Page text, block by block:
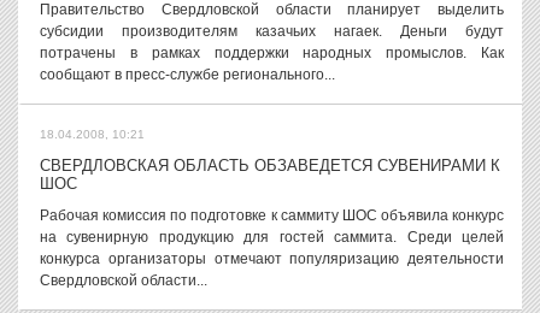
Правительство Свердловской области планирует выделить
субсидии производителям казачьих нагаек. Деньги будут
потрачены в рамках поддержки народных промыслов. Как
сообщают в пресс-службе регионального...
18.04.2008, 10:21
СВЕРДЛОВСКАЯ ОБЛАСТЬ ОБЗАВЕДЕТСЯ СУВЕНИРАМИ К
ШОС
Рабочая комиссия по подготовке к саммиту ШОС объявила конкурс
на сувенирную продукцию для гостей саммита. Среди целей
конкурса организаторы отмечают популяризацию деятельности
Свердловской области...